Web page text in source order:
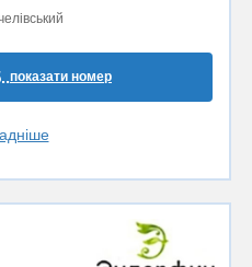
показати номер